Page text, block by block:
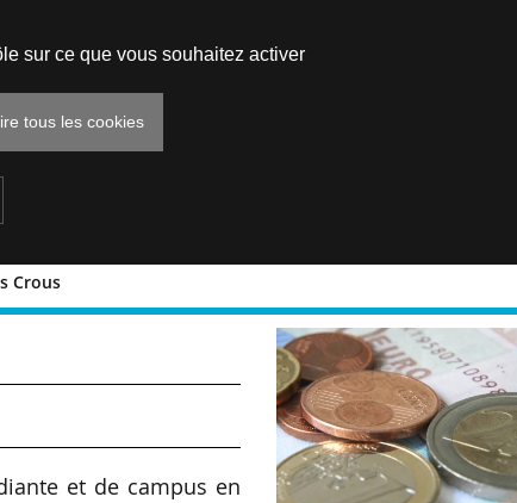
Crous
dont 25,46 M€
et de campus en
sur ce que vous souhaitez activer
tous les cookies